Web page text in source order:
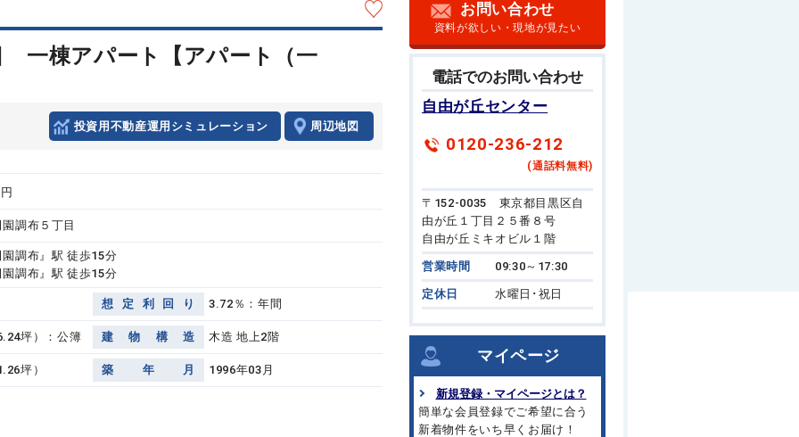
一棟アパート【アパート（一
投資用不動産運用シミュレーション 周辺地図
調布５丁目
調布』駅 徒歩15分
調布』駅 徒歩15分
想 定 利 回 り 3.72％：年間
坪）：公簿 建 物 構 造 木造 地上2階
坪） 築 年 月 1996年03月
お問い合わせ
資料が欲しい・現地が見たい
電話でのお問い合わせ
自由が丘センター
0120-236-212
(通話料無料)
〒152-0035 東京都目黒区自
由が丘１丁目２５番８号
自由が丘ミキオビル１階
営業時間 09:30～17:30
定休日 水曜日･祝日
マイページ
新規登録・マイページとは？
簡単な会員登録でご希望に合う
新着物件をいち早くお届け！